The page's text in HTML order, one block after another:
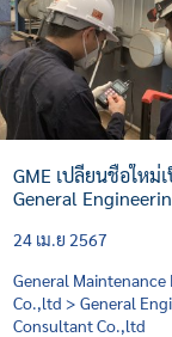
GME เปลี่ยนชื่อใหม่เ
General
24 เม.ย 2567
General Maintenance
Co.,ltd > General
Consultant Co.,ltd